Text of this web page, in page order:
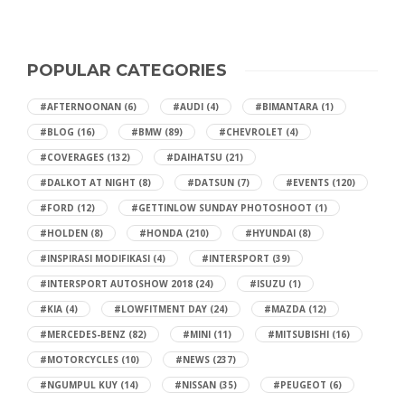
POPULAR CATEGORIES
#AFTERNOONAN (6) #AUDI (4) #BIMANTARA (1)
#BLOG (16) #BMW (89) #CHEVROLET (4)
#COVERAGES (132) #DAIHATSU (21)
#DALKOT AT NIGHT (8) #DATSUN (7) #EVENTS (120)
#FORD (12) #GETTINLOW SUNDAY PHOTOSHOOT (1)
#HOLDEN (8) #HONDA (210) #HYUNDAI (8)
#INSPIRASI MODIFIKASI (4) #INTERSPORT (39)
#INTERSPORT AUTOSHOW 2018 (24) #ISUZU (1)
#KIA (4) #LOWFITMENT DAY (24) #MAZDA (12)
#MERCEDES-BENZ (82) #MINI (11) #MITSUBISHI (16)
#MOTORCYCLES (10) #NEWS (237)
#NGUMPUL KUY (14) #NISSAN (35) #PEUGEOT (6)